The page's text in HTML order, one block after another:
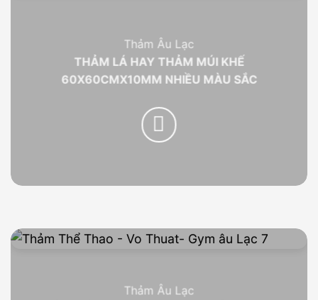
Thảm Âu Lạc
THẢM LÁ HAY THẢM MÚI KHẾ
60X60CMX10MM NHIỀU MÀU SẮC
Thảm Âu Lạc